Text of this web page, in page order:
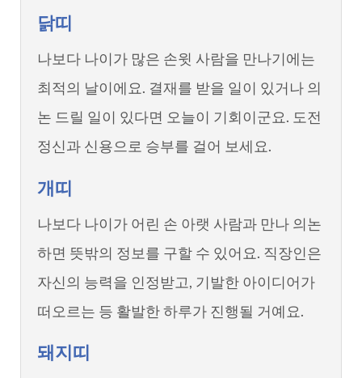
닭띠
나보다 나이가 많은 손윗 사람을 만나기에는
최적의 날이에요. 결재를 받을 일이 있거나 의
논 드릴 일이 있다면 오늘이 기회이군요. 도전
정신과 신용으로 승부를 걸어 보세요.
개띠
나보다 나이가 어린 손 아랫 사람과 만나 의논
하면 뜻밖의 정보를 구할 수 있어요. 직장인은
자신의 능력을 인정받고, 기발한 아이디어가
떠오르는 등 활발한 하루가 진행될 거예요.
돼지띠